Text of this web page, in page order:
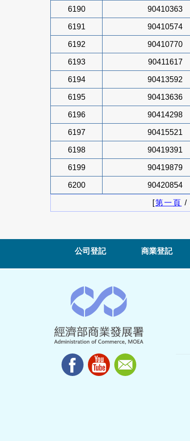
6190 90410363
6191 90410574
6192 90410770
6193 90411617
6194 90413592
6195 90413636
6196 90414298
6197 90415521
6198 90419391
6199 90419879
6200 90420854
[第一頁 /
公司登記 商業登記